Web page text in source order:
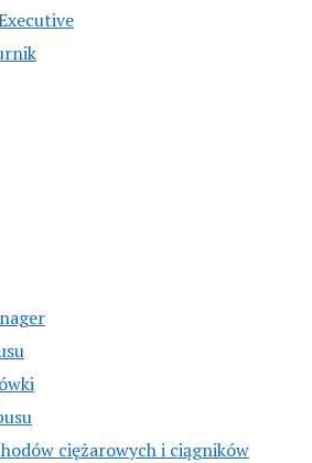
ciężarowych i ciągników